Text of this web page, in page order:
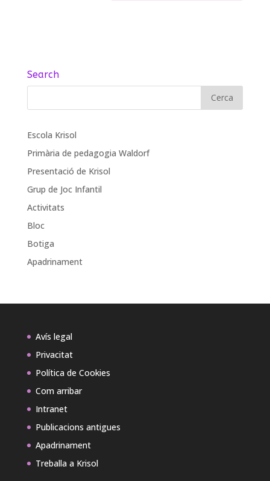
Search
Escola Krisol
Primària de pedagogia Waldorf
Presentació de Krisol
Grup de Joc Infantil
Activitats
Bloc
Botiga
Apadrinament
Avís legal
Privacitat
Política de Cookies
Com arribar
Intranet
Publicacions antigues
Apadrinament
Treballa a Krisol